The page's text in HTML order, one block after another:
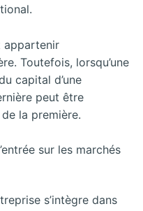
appartenir
Toutefois, lorsqu’une
capital d’une
peut être
la première.
sur les marchés
s’intègre dans